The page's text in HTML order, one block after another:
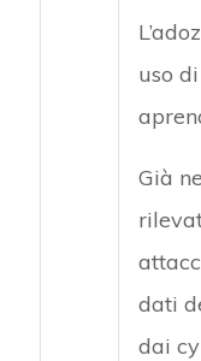
uso
Già
dati
dai